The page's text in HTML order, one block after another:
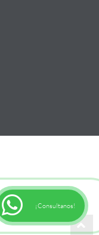
¡Consultanos!